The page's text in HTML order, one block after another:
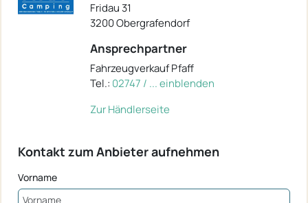
Fridau 31
3200 Obergrafendorf
Ansprechpartner
Fahrzeugverkauf Pfaff
Tel.: 02747 / ... einblenden
Zur Händlerseite
Kontakt zum Anbieter aufnehmen
Vorname